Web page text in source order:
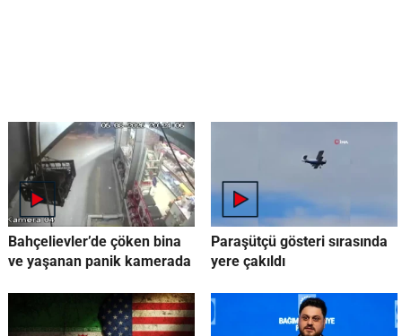
Bahçelievler’de çöken bina
ve yaşanan panik kamerada
Paraşütçü gösteri sırasında
yere çakıldı